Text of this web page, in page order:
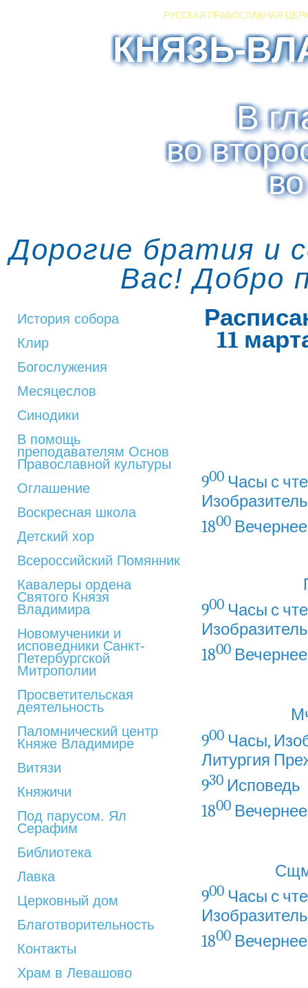
РУССКАЯ ПРАВОСЛАВНАЯ
КНЯЗЬ-
В
во
Дорогие братия и
Вас! Добро
История собора
Клир
Богослужения
Месяцеслов
Синодики
В помощь
преподавателям Основ
Православной культуры
Оглашение
Воскресная школа
Детский хор
Всероссийский Помянник
Кавалеры ордена
Святого Князя
Владимира
Новомученики и
исповедники Санкт-
Петербургской
Митрополии
Просветительская
деятельность
Паломнический центр
Княже Владимире
Витязи
Княжичи
Под парусом. Ял
Серафим
Библиотека
Лавка
Церковный дом
Благотворительность
Контакты
Храм в Левашово
11
900 Часы с
1800
900 Часы с
1800
900 Часы,
Литургия
930 Исповедь
1800
900 Часы с
1800